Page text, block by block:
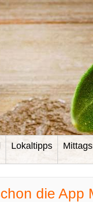
Lokaltipps
die App